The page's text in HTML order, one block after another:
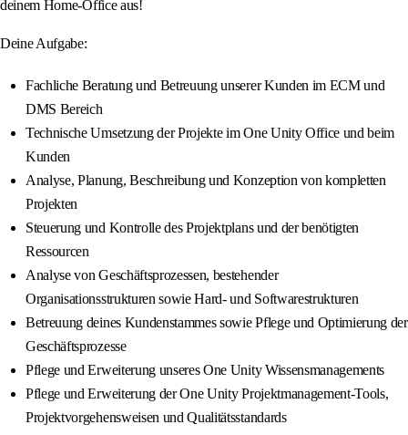
deinem Home‑Office aus!
Deine Aufgabe:
Fachliche Beratung und Betreuung unserer Kunden im ECM und
DMS Bereich
Technische Umsetzung der Projekte im One Unity Office und beim
Kunden
Analyse, Planung, Beschreibung und Konzeption von kompletten
Projekten
Steuerung und Kontrolle des Projektplans und der benötigten
Ressourcen
Analyse von Geschäftsprozessen, bestehender
Organisationsstrukturen sowie Hard- und Softwarestrukturen
Betreuung deines Kundenstammes sowie Pflege und Optimierung der
Geschäftsprozesse
Pflege und Erweiterung unseres One Unity Wissensmanagements
Pflege und Erweiterung der One Unity Projektmanagement-Tools,
Projektvorgehensweisen und Qualitätsstandards